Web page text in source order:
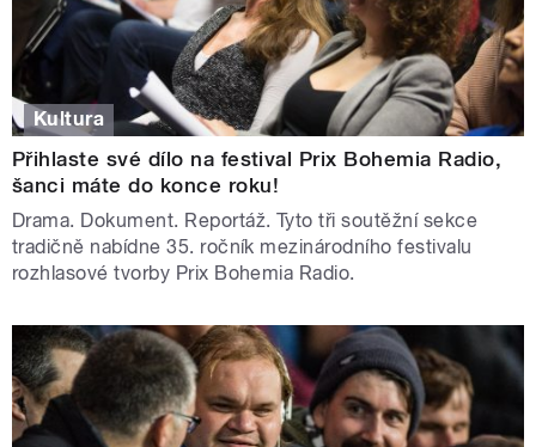
Kultura
Přihlaste své dílo na festival Prix Bohemia Radio,
šanci máte do konce roku!
Drama. Dokument. Reportáž. Tyto tři soutěžní sekce
tradičně nabídne 35. ročník mezinárodního festivalu
rozhlasové tvorby Prix Bohemia Radio.